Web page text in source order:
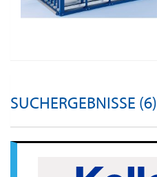
SUCHERGEBNISSE (6)